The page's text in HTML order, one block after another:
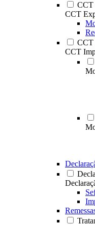
CCT
CCT
CCT
CCT